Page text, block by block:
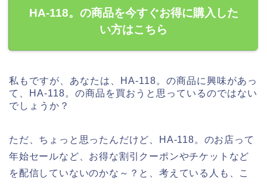
HA-118。の商品を今すぐお得に購入した
い方はこちら
私もですが、あなたは、HA-118。の商品に興味があっ
て、HA-118。の商品を買おうと思っているのではない
でしょうか？
ただ、ちょっと思ったんだけど、HA-118。のお店って
年始セールなど、お得な割引クーポンやチケットなど
を配信していないのかな～？と、考えている人も、こ